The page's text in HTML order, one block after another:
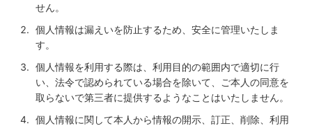
せん。
個人情報は漏えいを防止するため、安全に管理いたしま
す。
個人情報を利用する際は、利用目的の範囲内で適切に行
い、法令で認められている場合を除いて、ご本人の同意を
取らないで第三者に提供するようなことはいたしません。
個人情報に関して本人から情報の開示、訂正、削除、利用